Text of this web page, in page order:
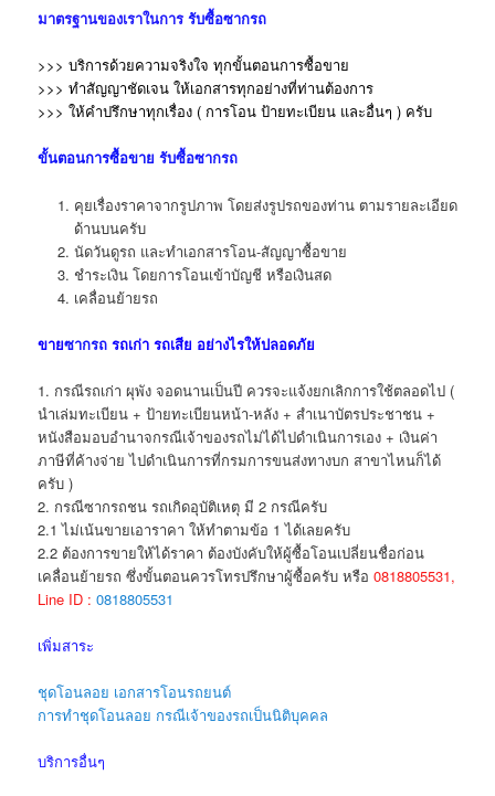
มาตรฐานของเราในการรับซื้อซากรถ
>>> บริการด้วยความจริงใจ ทุกขั้นตอนการซื้อขาย
>>> ทำสัญญาชัดเจน ให้เอกสารทุกอย่างที่ท่านต้องการ
>>> ให้คำปรึกษาทุกเรื่อง ( การโอน ป้ายทะเบียน และอื่นๆ ) ครับ
ขั้นตอนการซื้อขาย รับซื้อซากรถ
คุยเรื่องราคาจากรูปภาพ โดยส่งรูปรถของท่าน ตามรายละเอียด
ด้านบนครับ
นัดวันดูรถ และทำเอกสารโอน-สัญญาซื้อขาย
ชำระเงิน โดยการโอนเข้าบัญชี หรือเงินสด
เคลื่อนย้ายรถ
ขายซากรถ รถเก่า รถเสีย อย่างไรให้ปลอดภัย
1. กรณีรถเก่า ผุพัง จอดนานเป็นปี ควรจะแจ้งยกเลิกการใช้ตลอดไป (
นำเล่มทะเบียน + ป้ายทะเบียนหน้า-หลัง + สำเนาบัตรประชาชน +
หนังสือมอบอำนาจกรณีเจ้าของรถไม่ได้ไปดำเนินการเอง + เงินค่า
ภาษีที่ค้างจ่าย ไปดำเนินการที่กรมการขนส่งทางบก สาขาไหนก็ได้
ครับ )
2. กรณีซากรถชน รถเกิดอุบัติเหตุ มี 2 กรณีครับ
2.1 ไม่เน้นขายเอาราคา ให้ทำตามข้อ 1 ได้เลยครับ
2.2 ต้องการขายให้ได้ราคา ต้องบังคับให้ผู้ซื้อโอนเปลี่ยนชื่อก่อน
เคลื่อนย้ายรถ ซึ่งขั้นตอนควรโทรปรึกษาผู้ซื้อครับ หรือ0818805531,
Line ID :0818805531
เพิ่มสาระ
ชุดโอนลอย เอกสารโอนรถยนต์
การทำชุดโอนลอย กรณีเจ้าของรถเป็นนิติบุคคล
บริการอื่นๆ